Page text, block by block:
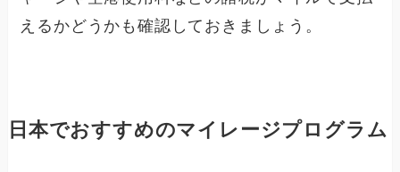
えるかどうかも確認しておきましょう。
日本でおすすめのマイレージプログラム